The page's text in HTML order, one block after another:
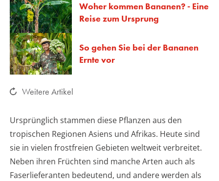
Woher kommen Bananen? - Eine
Reise zum Ursprung
So gehen Sie bei der Bananen
Ernte vor
Weitere Artikel
Ursprünglich stammen diese Pflanzen aus den
tropischen Regionen Asiens und Afrikas. Heute sind
sie in vielen frostfreien Gebieten weltweit verbreitet.
Neben ihren Früchten sind manche Arten auch als
Faserlieferanten bedeutend, und andere werden als